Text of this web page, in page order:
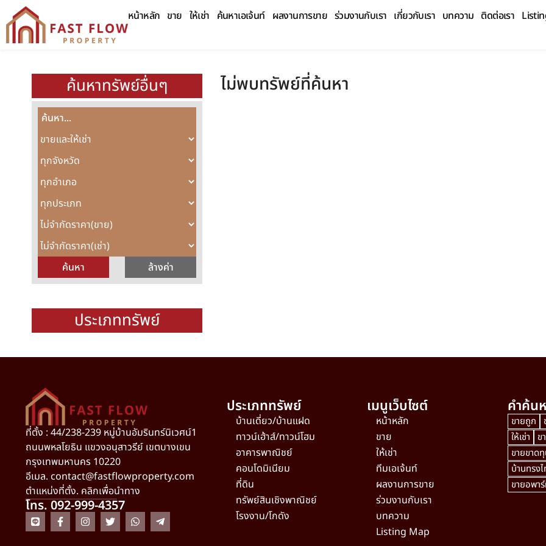
หน้าหลัก ขาย ให้เช่า ค้นหาเอเจ้นท์ ผลงานการขาย ร่วมงานกับเรา เกี่ยวกับเรา บทความ ติดต่อเรา
ค้นหาทรัพย์อื่นๆ
ประเภททรัพย์
ไม่พบทรัพย์ที่ค้นหา
ที่ตั้ง : 44/238-239 หมู่บ้านอัมรินทร์นิเวศน์1
ถนนพหลโยธิน แขวงอนุสาวรีย์ เขตบางเขน
กรุงเทพมหานคร 10220
อีเมล. contact@fastflowproperty.com
ตำแหน่งที่ตั้ง. คลิกเพื่อนำทาง
โทร. 092-999-4357
ประเภททรัพย์
บ้านเดี่ยว/บ้านแฝด
ทาวน์เฮ้าส์/ทาวน์โฮม
อาคารพาณิชย์
คอนโดมิเนียม
ที่ดิน
ทรัพย์สินเชิงพาณิชย์
โรงงาน/โกดัง
เมนูเว็บไซต์
หน้าหลัก
ขาย
ให้เช่า
ทีมเอเจ้นท์
ผลงานการขาย
ร่วมงานกับเรา
บทความ
Listing Map
คำค้น
ขายถูก
ให้เช่า
ข
ขายขาด
บ้านทรง
ขายอพา